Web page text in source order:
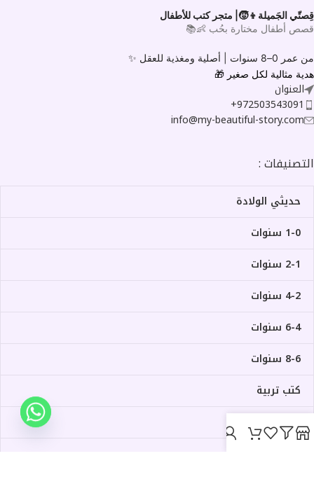
قِصتّي الجَميلة👦🧒| متجر كتب للأطفال
قصص أطفال مختارة بحُب 👶📚
من عمر 0–8 سنوات |
أصلية ومغذية للعقل ✨
هدية مثالية لكل صغير 🎁
العنوان
972503543091+
info@my-beautiful-story.com
التصنيفات :
حديثي الولادة
1-0 سنوات
2-1 سنوات
4-2 سنوات
6-4 سنوات
8-6 سنوات
كتب تربية
ألعاب